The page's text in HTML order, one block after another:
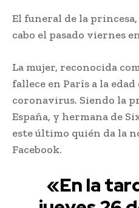
El funeral de la
cabo el pasado viernes
La mujer, reconocida
fallece en París a la edad
coronavirus. Siendo la
España, y hermana de
este último quién da la
Facebook.
«En la